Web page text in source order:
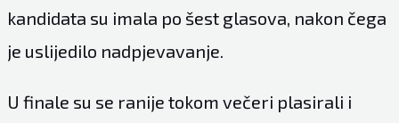
kandidata su imala po šest glasova, nakon čega
je uslijedilo nadpjevavanje.
U finale su se ranije tokom večeri plasirali i